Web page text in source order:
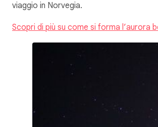
viaggio in Norvegia.
Scopri di più su come si forma l’aurora